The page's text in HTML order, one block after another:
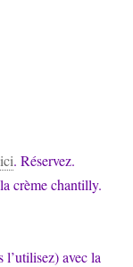
ici. Réservez.
crème chantilly.
l’utilisez) avec la